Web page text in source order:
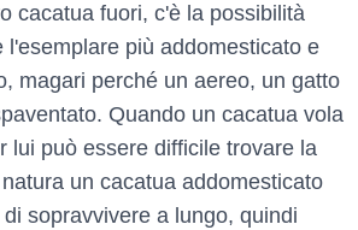
cacatua fuori, c'è la possibilità
l'esemplare più addomesticato e
magari perché un aereo, un gatto
Quando un cacatua vola
lui può essere difficile trovare la
un cacatua addomesticato
sopravvivere a lungo, quindi